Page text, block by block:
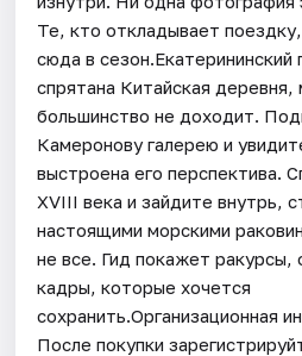
Те, кто откладывает
сюда в сезон.Екатерининский
спрятана Китайская деревня,
большинство не доходит.
Камеронову галерею и
выстроена его перспектива.
XVIII века и зайдите внутрь,
настоящими морскими
не все. Гид покажет ракурсы,
кадры, которые хочется
сохранить.Организационная
После покупки